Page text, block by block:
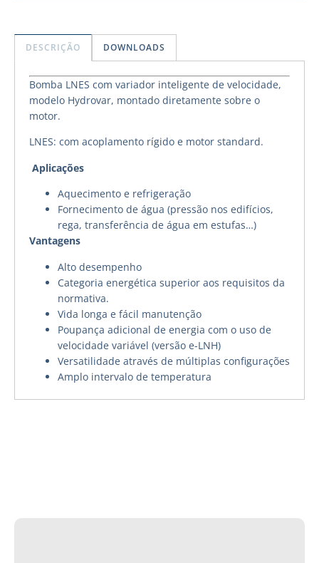
DESCRIÇÃO DOWNLOADS
Bomba LNES com variador inteligente de velocidade,
modelo Hydrovar, montado diretamente sobre o
motor.
LNES: com acoplamento rígido e motor standard.
Aplicações
Aquecimento e refrigeração
Fornecimento de água (pressão nos edifícios,
rega, transferência de água em estufas…)
Vantagens
Alto desempenho
Categoria energética superior aos requisitos da
normativa.
Vida longa e fácil manutenção
Poupança adicional de energia com o uso de
velocidade variável (versão e-LNH)
Versatilidade através de múltiplas configurações
Amplo intervalo de temperatura